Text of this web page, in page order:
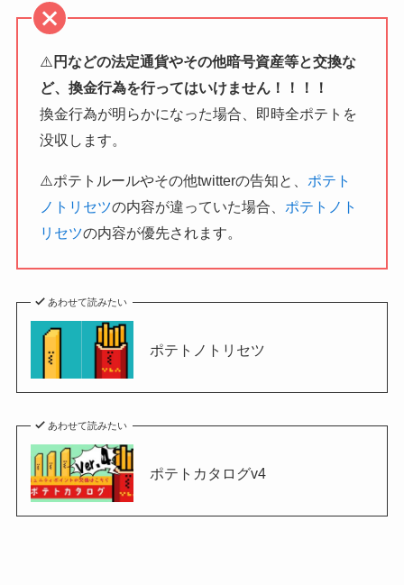
⚠️ 円などの法定通貨やその他暗号資産等と交換な
ど、換金行為を行ってはいけません！！！！
換金行為が明らかになった場合、即時全ポテトを
没収します。
⚠️ポテトルールやその他twitterの告知と、 ポテト
ノトリセツの内容が違っていた場合、 ポテトノト
リセツの内容が優先されます。
あわせて読みたい
ポテトノトリセツ
あわせて読みたい
ポテトカタログv4